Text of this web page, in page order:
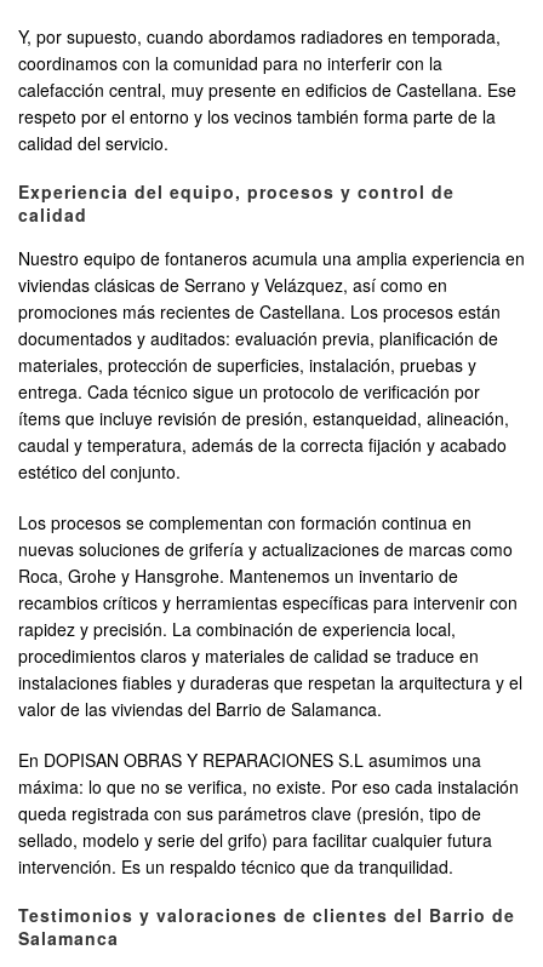
Y, por supuesto, cuando abordamos radiadores en temporada,
coordinamos con la comunidad para no interferir con la
calefacción central, muy presente en edificios de Castellana. Ese
respeto por el entorno y los vecinos también forma parte de la
calidad del servicio.
Experiencia del equipo, procesos y control de
calidad
Nuestro equipo de fontaneros acumula una amplia experiencia en
viviendas clásicas de Serrano y Velázquez, así como en
promociones más recientes de Castellana. Los procesos están
documentados y auditados: evaluación previa, planificación de
materiales, protección de superficies, instalación, pruebas y
entrega. Cada técnico sigue un protocolo de verificación por
ítems que incluye revisión de presión, estanqueidad, alineación,
caudal y temperatura, además de la correcta fijación y acabado
estético del conjunto.
Los procesos se complementan con formación continua en
nuevas soluciones de grifería y actualizaciones de marcas como
Roca, Grohe y Hansgrohe. Mantenemos un inventario de
recambios críticos y herramientas específicas para intervenir con
rapidez y precisión. La combinación de experiencia local,
procedimientos claros y materiales de calidad se traduce en
instalaciones fiables y duraderas que respetan la arquitectura y el
valor de las viviendas del Barrio de Salamanca.
En DOPISAN OBRAS Y REPARACIONES S.L asumimos una
máxima: lo que no se verifica, no existe. Por eso cada instalación
queda registrada con sus parámetros clave (presión, tipo de
sellado, modelo y serie del grifo) para facilitar cualquier futura
intervención. Es un respaldo técnico que da tranquilidad.
Testimonios y valoraciones de clientes del Barrio de
Salamanca